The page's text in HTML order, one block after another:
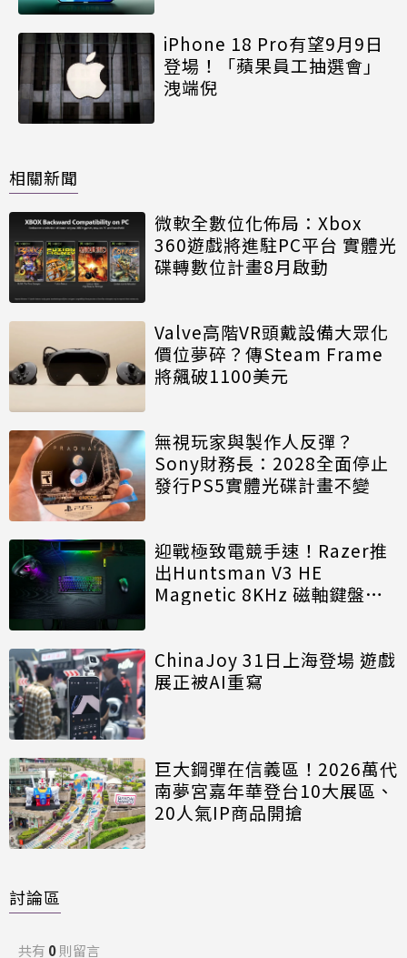
iPhone 18 Pro有望9月9日
登場！「蘋果員工抽選會」
洩端倪
相關新聞
微軟全數位化佈局：Xbox
360遊戲將進駐PC平台 實體光
碟轉數位計畫8月啟動
Valve高階VR頭戴設備大眾化
價位夢碎？傳Steam Frame
將飆破1100美元
無視玩家與製作人反彈？
Sony財務長：2028全面停止
發行PS5實體光碟計畫不變
迎戰極致電競手速！Razer推
出Huntsman V3 HE
Magnetic 8KHz 磁軸鍵盤效
ChinaJoy 31日上海登場 遊戲
展正被AI重寫
巨大鋼彈在信義區！2026萬代
南夢宮嘉年華登台10大展區、
20人氣IP商品開搶
討論區
共有 0則留言